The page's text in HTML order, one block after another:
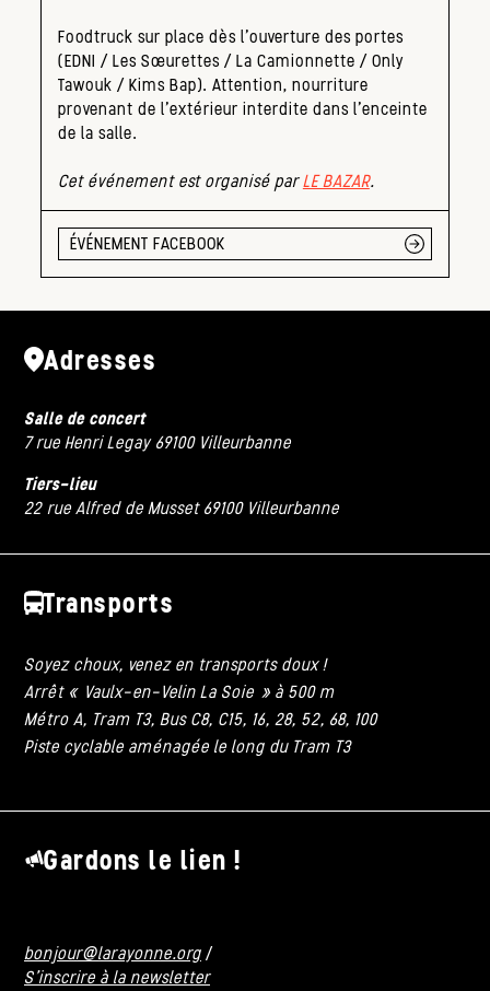
Foodtruck sur place dès l’ouverture des portes
(EDNI / Les Sœurettes / La Camionnette / Only
Tawouk / Kims Bap). Attention, nourriture
provenant de l’extérieur interdite dans l’enceinte
de la salle.
Cet événement est organisé parLE BAZAR.
ÉVÉNEMENT FACEBOOK
Adresses
Salle de concert
7 rue Henri Legay 69100 Villeurbanne
Tiers-lieu
22 rue Alfred de Musset 69100 Villeurbanne
Transports
Soyez choux, venez en transports doux !
Arrêt « Vaulx-en-Velin La Soie » à 500 m
Métro A, Tram T3, Bus C8, C15, 16, 28, 52, 68, 100
Piste cyclable aménagée le long du Tram T3
Gardons le lien !
bonjour@larayonne.org /
S'inscrire à la newsletter